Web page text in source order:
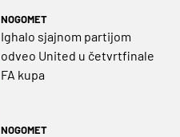
NOGOMET
Ighalo sjajnom partijom
odveo United u četvrtfinale
FA kupa
NOGOMET